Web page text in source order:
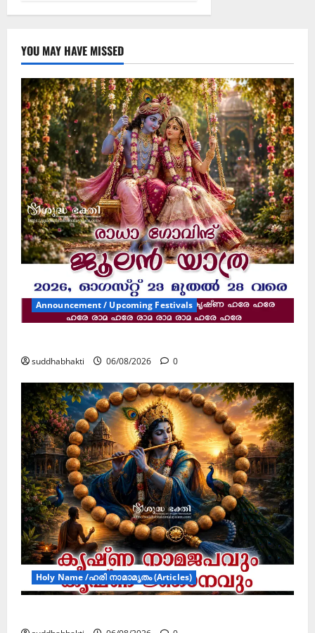
YOU MAY HAVE MISSED
Announcement / Upcoming Festivals
suddhabhakti 06/08/2026 0
Holy Name /ഹരി നാമാമൃതം (Articles)